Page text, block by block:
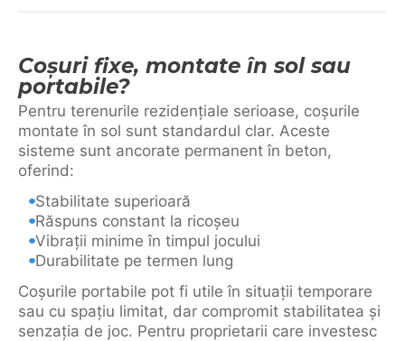
Coșuri fixe, montate în sol sau
portabile?
Pentru terenurile rezidențiale serioase, coșurile
montate în sol sunt standardul clar. Aceste
sisteme sunt ancorate permanent în beton,
oferind:
Stabilitate superioară
Răspuns constant la ricoșeu
Vibrații minime în timpul jocului
Durabilitate pe termen lung
Coșurile portabile pot fi utile în situații temporare
sau cu spațiu limitat, dar compromit stabilitatea și
senzația de joc. Pentru proprietarii care investesc